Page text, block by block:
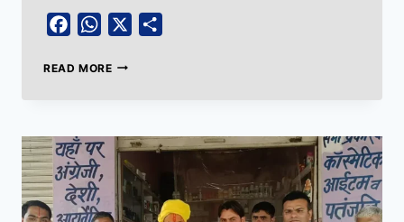
FacebookWhatsApp
READ MORE